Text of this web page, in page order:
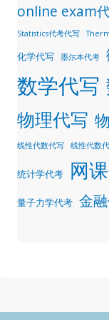
online exam
Statistics代考代写
化学代写 墨尔本代考
数学代写
物理代写
线性代数代写 线性代数
统计学代考 网
量子力学代考 金